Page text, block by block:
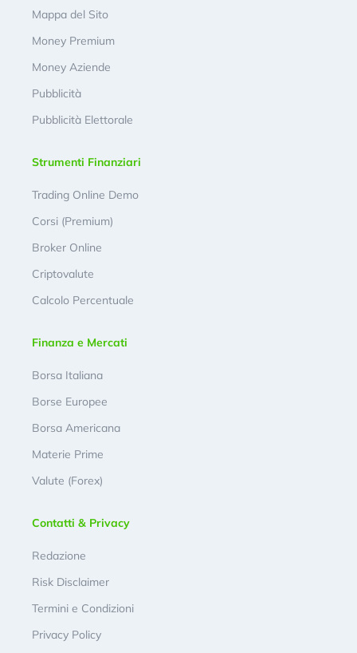
Mappa del Sito
Money Premium
Money Aziende
Pubblicità
Pubblicità Elettorale
Strumenti Finanziari
Trading Online Demo
Corsi (Premium)
Broker Online
Criptovalute
Calcolo Percentuale
Finanza e Mercati
Borsa Italiana
Borse Europee
Borsa Americana
Materie Prime
Valute (Forex)
Contatti & Privacy
Redazione
Risk Disclaimer
Termini e Condizioni
Privacy Policy